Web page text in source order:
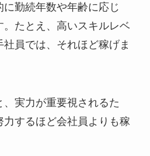
勤続年数や年齢に応じ
。たとえ、高いスキルレベ
員では、それほど稼げま
実力が重要視されるた
するほど会社員よりも稼